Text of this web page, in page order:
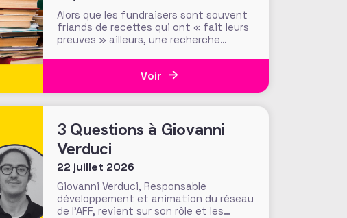
et tactiques de collecte…
Alors que les fundraisers sont souvent
friands de recettes qui ont « fait leurs
preuves » ailleurs, une recherche
pose une question cruciale : la
Voir
3 Questions à Giovanni
Verduci
22 juillet 2026
Giovanni Verduci, Responsable
développement et animation du réseau
de l’AFF, revient sur son rôle et les